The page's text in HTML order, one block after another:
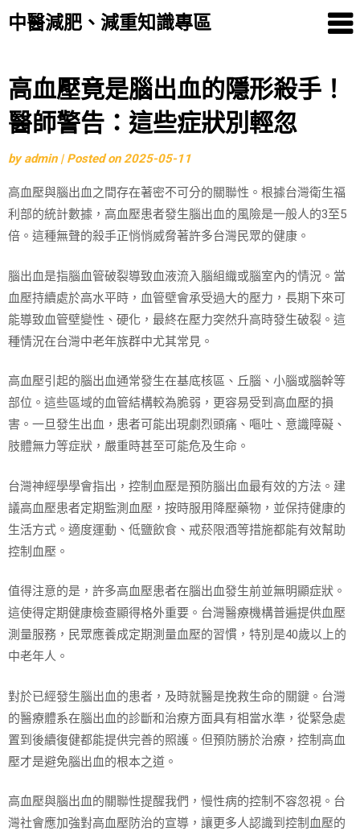
中醫減肥、減重知識專區
Skip
to
content
高血壓竟是腦出血的隱形殺手！
醫師警告：這些症狀別輕忽
byadmin | Posted on2025-05-11
高血壓與腦出血之間存在著密不可分的關聯性。根據台灣衛生福
利部的統計數據，高血壓患者發生腦出血的風險是一般人的3至5
倍。這種無聲的殺手正悄悄威脅著許多台灣民眾的健康。
腦出血是指腦血管破裂導致血液流入腦組織或腦室內的情況。當
血壓持續處於高水平時，血管壁會承受過大的壓力，長期下來可
能導致血管壁變性、硬化，最終在壓力突然升高時發生破裂。這
種情況在台灣中老年族群中尤其常見。
高血壓引起的腦出血通常發生在基底核區、丘腦、小腦或腦幹等
部位。這些區域的血管結構較為脆弱，更容易受到高血壓的損
害。一旦發生出血，患者可能出現劇烈頭痛、嘔吐、意識障礙、
肢體無力等症狀，嚴重時甚至可能危及生命。
台灣神經學學會指出，控制血壓是預防腦出血最有效的方法。建
議高血壓患者定期監測血壓，按時服用降壓藥物，並保持健康的
生活方式。適度運動、低鹽飲食、戒菸限酒等措施都能有效幫助
控制血壓。
值得注意的是，許多高血壓患者在腦出血發生前並無明顯症狀。
這使得定期健康檢查顯得格外重要。台灣醫療機構普遍提供血壓
測量服務，民眾應養成定期測量血壓的習慣，特別是40歲以上的
中老年人。
對於已經發生腦出血的患者，及時就醫是挽救生命的關鍵。台灣
的醫療體系在腦出血的診斷和治療方面具有相當水準，從緊急處
置到後續復健都能提供完善的照護。但預防勝於治療，控制高血
壓才是避免腦出血的根本之道。
高血壓與腦出血的關聯性提醒我們，慢性病的控制不容忽視。台
灣社會應加強對高血壓防治的宣導，讓更多人認識到控制血壓的